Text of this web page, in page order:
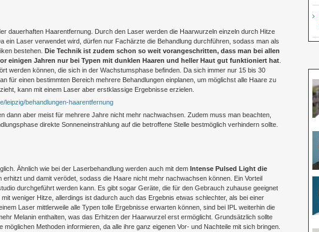
dauerhaften Haarentfernung. Durch den Laser werden die Haarwurzeln einzeln durch Hitze
Laser verwendet wird, dürfen nur Fachärzte die Behandlung durchführen, sodass man als
bestehen. Die Technik ist zudem schon so weit vorangeschritten, dass man bei allen
einigen Jahren nur bei Typen mit dunklen Haaren und heller Haut gut funktioniert hat
werden können, die sich in der Wachstumsphase befinden. Da sich immer nur 15 bis 30
für einen bestimmten Bereich mehrere Behandlungen einplanen, um möglichst alle Haare zu
kann mit einem Laser aber erstklassige Ergebnisse erzielen.
leipzig/behandlungen-haarentfernung
dann aber meist für mehrere Jahre nicht mehr nachwachsen. Zudem muss man beachten,
direkte Sonneneinstrahlung auf die betroffene Stelle bestmöglich verhindern sollte.
Ähnlich wie bei der Laserbehandlung werden auch mit dem Intense Pulsed Light die
erhitzt und damit verödet, sodass die Haare nicht mehr nachwachsen können. Ein Vorteil
durchgeführt werden kann. Es gibt sogar Geräte, die für den Gebrauch zuhause geeignet
weniger Hitze, allerdings ist dadurch auch das Ergebnis etwas schlechter, als bei einer
Laser mittlerweile alle Typen tolle Ergebnisse erwarten können, sind bei IPL weiterhin die
Melanin enthalten, was das Erhitzen der Haarwurzel erst ermöglicht. Grundsätzlich sollte
Methoden informieren, da alle ihre ganz eigenen Vor- und Nachteile mit sich bringen.